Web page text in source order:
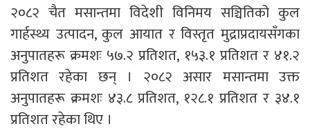
२०८२ चैत मसान्तमा विदेशी विनिमय सञ्चितिको कुल
गार्हस्थ्य उत्पादन, कुल आयात र विस्तृत मुद्राप्रदायसँगका
अनुपातहरू क्रमशः ५७.२ प्रतिशत, १५३.१ प्रतिशत र ४१.२
प्रतिशत रहेका छन् । २०८२ असार मसान्तमा उक्त
अनुपातहरू क्रमशः ४३.८ प्रतिशत, १२८.१ प्रतिशत र ३४.१
प्रतिशत रहेका थिए ।